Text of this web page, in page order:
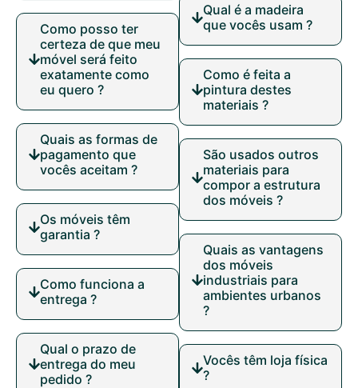
Como posso ter
certeza de que meu
móvel será feito
exatamente como
eu quero ?
Quais as formas de
pagamento que
vocês aceitam ?
Os móveis têm
garantia ?
Como funciona a
entrega ?
Qual o prazo de
entrega do meu
pedido ?
Qual é a madeira
que vocês usam ?
Como é feita a
pintura destes
materiais ?
São usados outros
materiais para
compor a estrutura
dos móveis ?
Quais as vantagens
dos móveis
industriais para
ambientes urbanos
?
Vocês têm loja física
?